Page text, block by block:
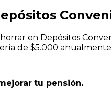
en Depósitos
de $5.000
tu pensión.